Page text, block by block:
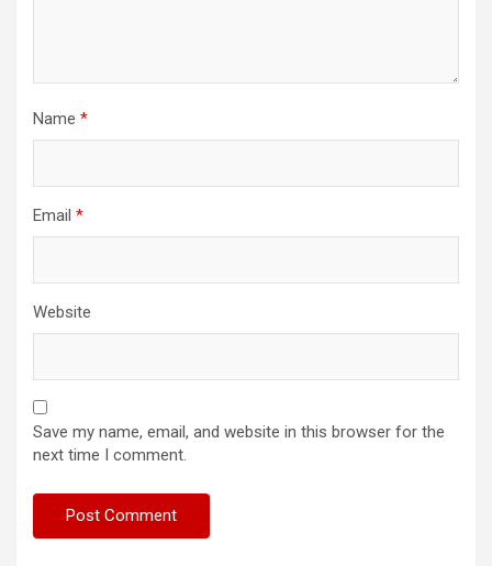
Name *
Email *
Website
Save my name, email, and website in this browser for the
next time I comment.